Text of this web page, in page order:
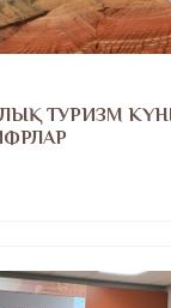
ТУРИЗМ